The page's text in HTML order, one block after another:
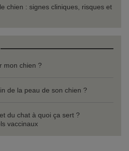
chien : signes cliniques, risques et
mon chien ?
de la peau de son chien ?
du chat à quoi ça sert ?
vaccinaux